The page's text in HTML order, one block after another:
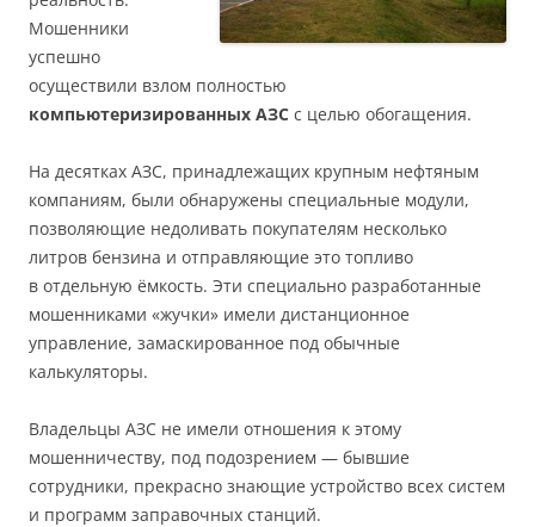
Мошенники
успешно
осуществили взлом полностью
компьютеризированных АЗС с целью обогащения.
На десятках АЗС, принадлежащих крупным нефтяным
компаниям, были обнаружены специальные модули,
позволяющие недоливать покупателям несколько
литров бензина и отправляющие это топливо
в отдельную ёмкость. Эти специально разработанные
мошенниками «жучки» имели дистанционное
управление, замаскированное под обычные
калькуляторы.
Владельцы АЗС не имели отношения к этому
мошенничеству, под подозрением — бывшие
сотрудники, прекрасно знающие устройство всех систем
и программ заправочных станций.